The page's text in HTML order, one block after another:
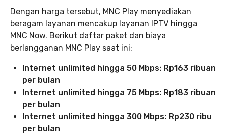
Dengan harga tersebut, MNC Play menyediakan
beragam layanan mencakup layanan IPTV hingga
MNC Now. Berikut daftar paket dan biaya
berlangganan MNC Play saat ini:
Internet unlimited hingga 50 Mbps: Rp163 ribuan
per bulan
Internet unlimited hingga 75 Mbps: Rp183 ribuan
per bulan
Internet unlimited hingga 300 Mbps: Rp230 ribu
per bulan